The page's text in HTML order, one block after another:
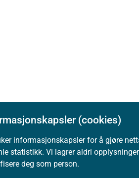
(cookies)
informasjonskapsler for å gjøre
statistikk. Vi lagrer aldri
deg som person.